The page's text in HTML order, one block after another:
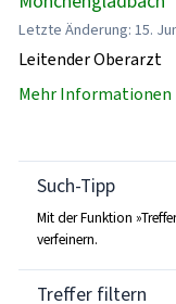
Letzte Änderung: 15.
Leitender Oberarzt
Mehr Informationen
Such-Tipp
Mit der Funktion
verfeinern.
Treffer filtern